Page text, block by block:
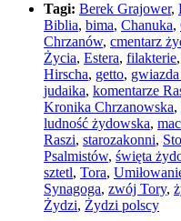
Tagi: Berek Grajower,
Biblia, bima, Chanuka,
Chrzanów, cmentarz
Życia, Estera, filakterie,
Hirscha, getto,
judaika, komentarze
Kronika Chrzanowska,
ludność żydowska,
Raszi, starozakonni,
Psalmistów, święta
sztetl, Tora,
Synagoga, zwój Tory,
Żydzi, Żydzi polscy